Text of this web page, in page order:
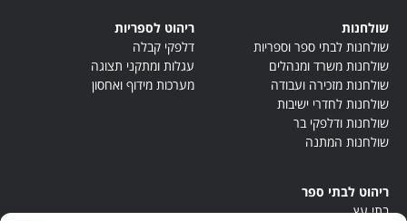
שולחנות
שולחנות לבתי ספר וספריות
שולחנות משרד ומנהלים
שולחנות מזכירה ועבודה
שולחנות לחדרי ישיבות
שולחנות ודלפקי בר
שולחנות המתנה
ריהוט לספריות
דלפקי קבלה
עגלות ומתקני תצוגה
מערכות מידוף ואחסון
ריהוט לבתי ספר
בתי עץ